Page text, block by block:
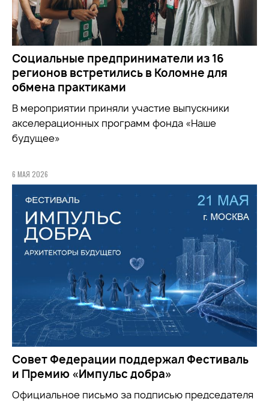
Социальные предприниматели из 16
регионов встретились в Коломне для
обмена практиками
В мероприятии приняли участие выпускники
акселерационных программ фонда «Наше
будущее»
6 МАЯ 2026
Совет Федерации поддержал Фестиваль
и Премию «Импульс добра»
Официальное письмо за подписью председателя